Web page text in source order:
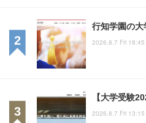
行知学園の
2026.8.7 Fri 18:45
【大学受験
2026.8.7 Fri 13:15